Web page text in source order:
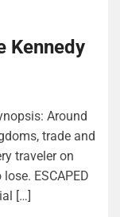
Kennedy
Around
trade and
traveler on
ESCAPED
[…]